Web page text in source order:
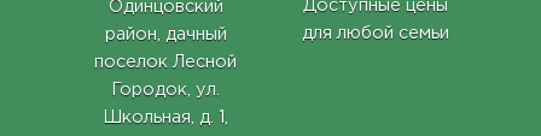
Одинцовский
район, дачный
поселок Лесной
Городок, ул.
Школьная, д. 1,
Доступные цены
для любой семьи